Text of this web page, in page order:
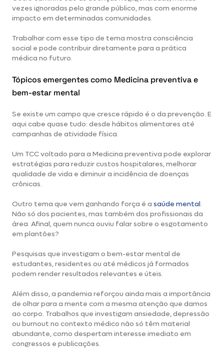
vezes ignoradas pelo grande público, mas com enorme
impacto em determinadas comunidades.
Trabalhar com esse tipo de tema mostra consciência
social e pode contribuir diretamente para a prática
médica no futuro.
Tópicos emergentes como Medicina preventiva e
bem-estar mental
Se existe um campo que cresce rápido é o da prevenção. E
aqui cabe quase tudo: desde hábitos alimentares até
campanhas de atividade física.
Um TCC voltado para a Medicina preventiva pode explorar
estratégias para reduzir custos hospitalares, melhorar
qualidade de vida e diminuir a incidência de doenças
crônicas.
Outro tema que vem ganhando força é a saúde mental.
Não só dos pacientes, mas também dos profissionais da
área. Afinal, quem nunca ouviu falar sobre o esgotamento
em plantões?
Pesquisas que investigam o bem-estar mental de
estudantes, residentes ou até médicos já formados
podem render resultados relevantes e úteis.
Além disso, a pandemia reforçou ainda mais a importância
de olhar para a mente com a mesma atenção que damos
ao corpo. Trabalhos que investigam ansiedade, depressão
ou burnout no contexto médico não só têm material
abundante, como despertam interesse imediato em
congressos e publicações.